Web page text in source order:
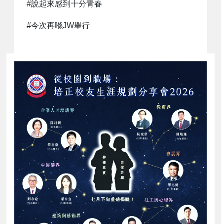
#說起來感到十分青春
#今次再喺JW舉行